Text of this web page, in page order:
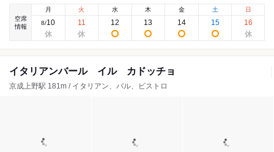
空席
情報
月
8/10
火
11
水
12
木
13
金
14
土
15
日
16
イタリアンバール イル カドッチョ
京成上野駅 181m / イタリアン、バル、ビストロ